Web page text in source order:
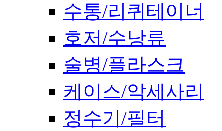
수통/리퀴테이너
호저/수낭류
술병/플라스크
케이스/악세사리
정수기/필터